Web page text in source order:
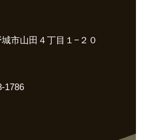
市山田４丁目１−２０
1786